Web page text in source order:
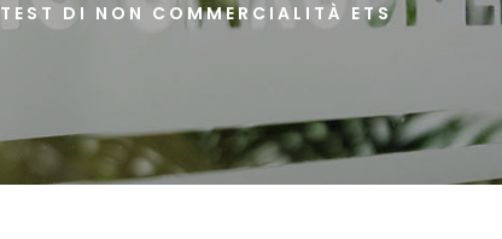
TEST DI NON COMMERCIALITÀ ETS